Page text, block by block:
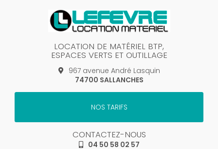
LOCATION DE MATÉRIEL BTP,
ESPACES VERTS ET OUTILLAGE
967 avenue André Lasquin
74700 SALLANCHES
NOS TARIFS
CONTACTEZ-NOUS
04 50 58 02 57